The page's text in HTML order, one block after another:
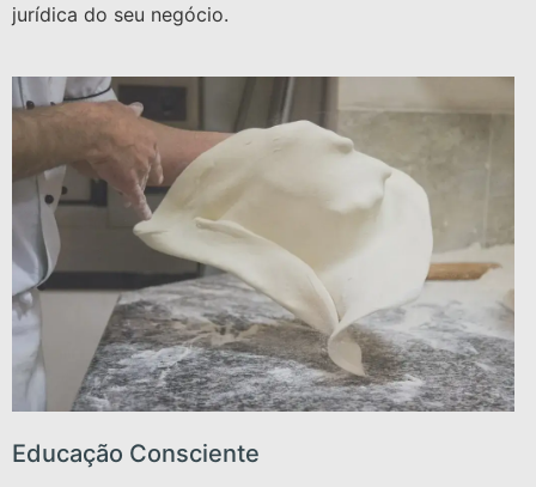
jurídica do seu negócio.
Educação Consciente